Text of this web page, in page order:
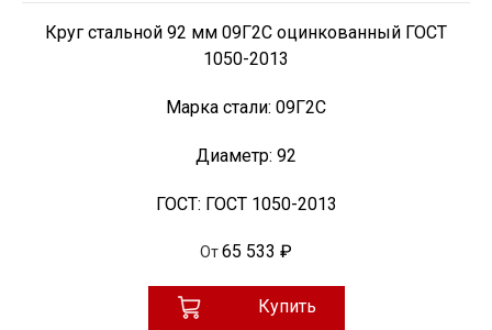
Круг стальной 92 мм 09Г2С оцинкованный ГОСТ
1050-2013
Марка стали: 09Г2С
Диаметр: 92
ГОСТ: ГОСТ 1050-2013
От65 533 ₽
Купить